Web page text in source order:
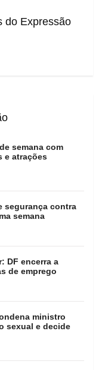
do Expressão
semana com
e atrações
segurança contra
semana
DF encerra a
de emprego
ministro
sexual e decide